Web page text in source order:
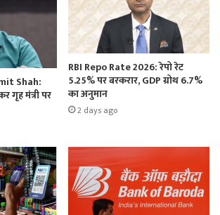
Shah:
गृह मंत्री पर
RBI Repo Rate 2026: रेपो रेट
5.25% पर बरकरार, GDP ग्रोथ 6.7%
का अनुमान
2 days ago